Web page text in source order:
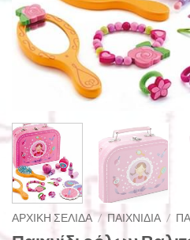
ΑΡΧΙΚΉ ΣΕΛΊΔΑ / ΠΑΙΧΝΊΔΙΑ /